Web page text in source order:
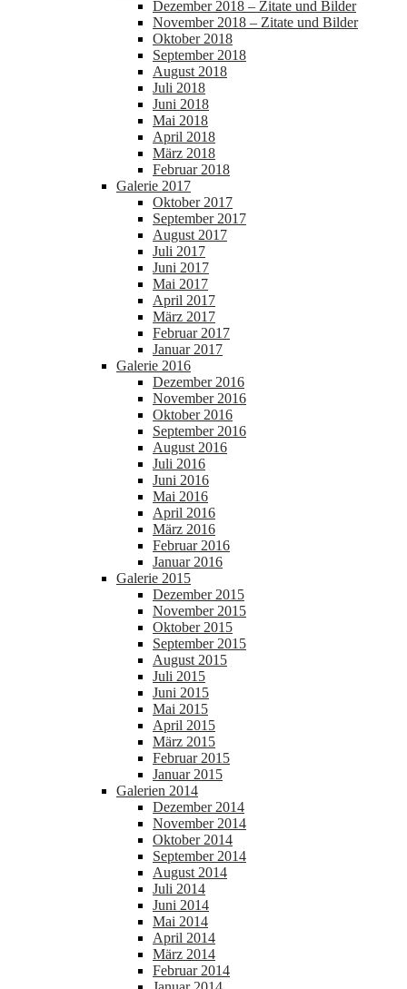
Dezember 2018 – Zitate und Bilder
November 2018 – Zitate und Bilder
Oktober 2018
September 2018
August 2018
Juli 2018
Juni 2018
Mai 2018
April 2018
März 2018
Februar 2018
Galerie 2017
Oktober 2017
September 2017
August 2017
Juli 2017
Juni 2017
Mai 2017
April 2017
März 2017
Februar 2017
Januar 2017
Galerie 2016
Dezember 2016
November 2016
Oktober 2016
September 2016
August 2016
Juli 2016
Juni 2016
Mai 2016
April 2016
März 2016
Februar 2016
Januar 2016
Galerie 2015
Dezember 2015
November 2015
Oktober 2015
September 2015
August 2015
Juli 2015
Juni 2015
Mai 2015
April 2015
März 2015
Februar 2015
Januar 2015
Galerien 2014
Dezember 2014
November 2014
Oktober 2014
September 2014
August 2014
Juli 2014
Juni 2014
Mai 2014
April 2014
März 2014
Februar 2014